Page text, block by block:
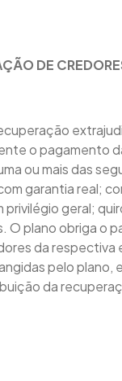
DE
o pagamento
ou mais das
garantia real;
privilégio geral;
O plano obriga o
da respectiva
pelo plano,
da